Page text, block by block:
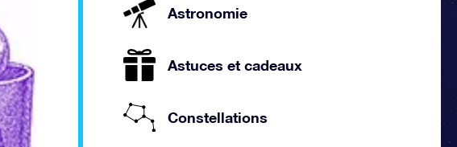
Astronomie
Astuces et cadeaux
Constellations